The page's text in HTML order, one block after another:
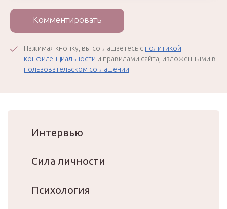
Комментировать
Нажимая кнопку, вы соглашаетесь с политикой
конфиденциальности и правилами сайта, изложенными в
пользовательском соглашении
Интервью
Сила личности
Психология